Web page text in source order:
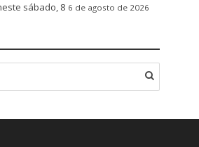
sábado, 8 6 de agosto de 2026